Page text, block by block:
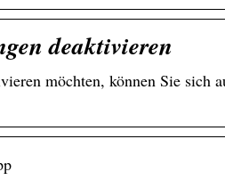
deaktivieren
möchten, können Sie sich